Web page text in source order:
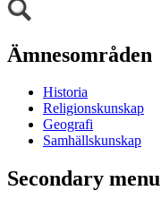
Ämnesområden
Historia
Religionskunskap
Geografi
Samhällskunskap
Secondary menu